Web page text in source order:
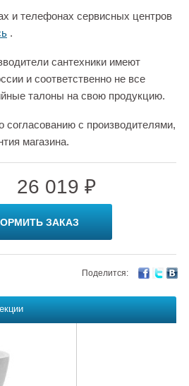
и телефонах сервисных центров
.
сантехники имеют
и соответственно не все
талоны на свою продукцию.
согласованию с производителями,
магазина.
26 019 ₽
ЗАКАЗ
Поделится: